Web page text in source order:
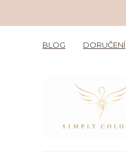
BLOG DORUČENÍ